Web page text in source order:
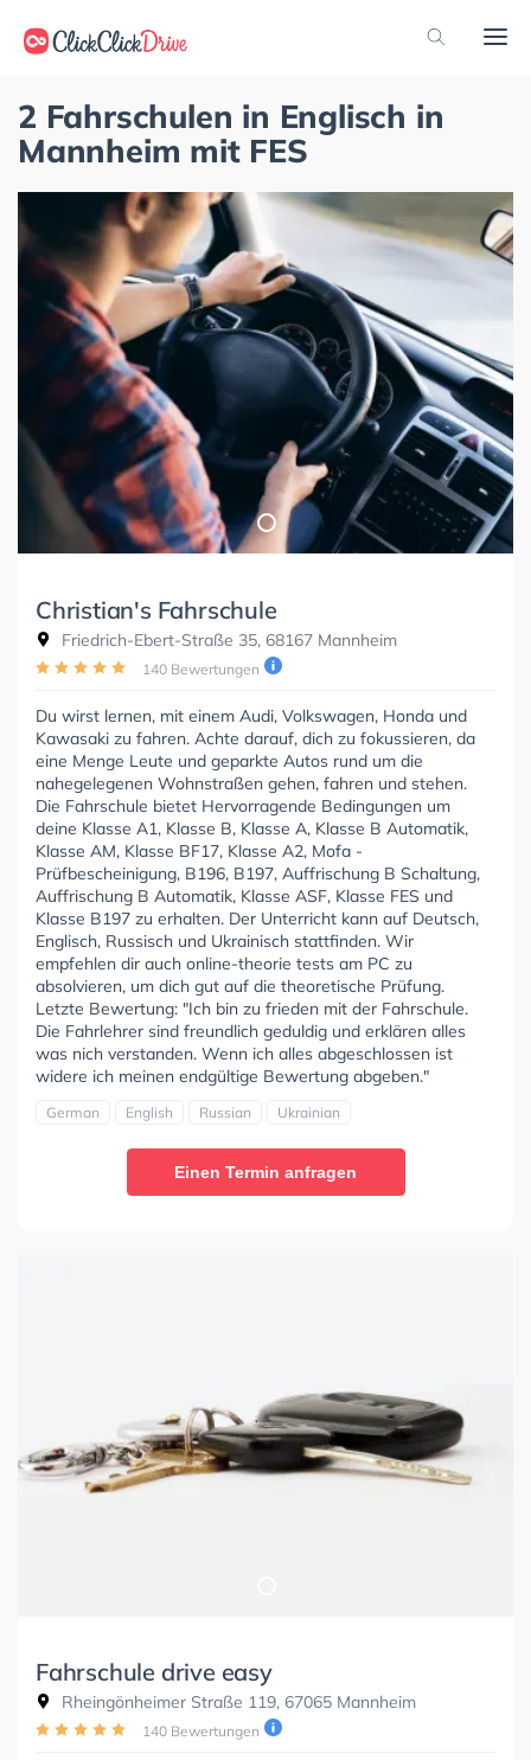
2 Fahrschulen in Englisch in
Mannheim mit FES
Christian's Fahrschule
Friedrich-Ebert-Straße 35, 68167 Mannheim
140 Bewertungen
Du wirst lernen, mit einem Audi, Volkswagen, Honda und
Kawasaki zu fahren. Achte darauf, dich zu fokussieren, da
eine Menge Leute und geparkte Autos rund um die
nahegelegenen Wohnstraßen gehen, fahren und stehen.
Die Fahrschule bietet Hervorragende Bedingungen um
deine Klasse A1, Klasse B, Klasse A, Klasse B Automatik,
Klasse AM, Klasse BF17, Klasse A2, Mofa -
Prüfbescheinigung, B196, B197, Auffrischung B Schaltung,
Auffrischung B Automatik, Klasse ASF, Klasse FES und
Klasse B197 zu erhalten. Der Unterricht kann auf Deutsch,
Englisch, Russisch und Ukrainisch stattfinden. Wir
empfehlen dir auch online-theorie tests am PC zu
absolvieren, um dich gut auf die theoretische Prüfung.
Letzte Bewertung: "Ich bin zu frieden mit der Fahrschule.
Die Fahrlehrer sind freundlich geduldig und erklären alles
was nich verstanden. Wenn ich alles abgeschlossen ist
widere ich meinen endgültige Bewertung abgeben."
German English Russian Ukrainian
Einen Termin anfragen
Fahrschule drive easy
Rheingönheimer Straße 119, 67065 Mannheim
140 Bewertungen